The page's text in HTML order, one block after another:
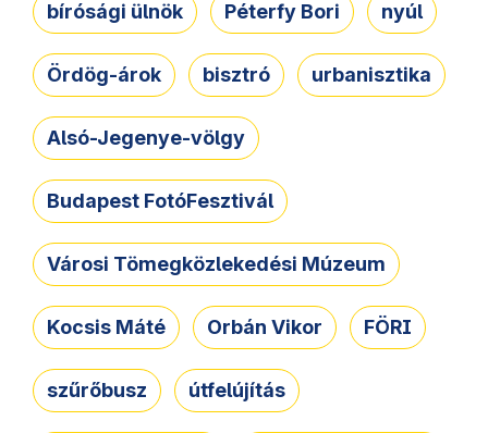
bírósági ülnök Péterfy Bori nyúl
Ördög-árok bisztró urbanisztika
Alsó-Jegenye-völgy
Budapest FotóFesztivál
Városi Tömegközlekedési Múzeum
Kocsis Máté Orbán Vikor FÖRI
szűrőbusz útfelújítás